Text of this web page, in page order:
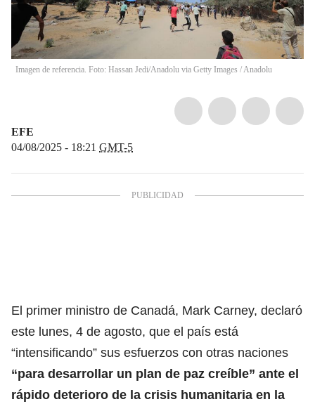
Imagen de referencia. Foto: Hassan Jedi/Anadolu via Getty Images /Anadolu
EFE
04/08/2025 - 18:21 GMT-5
El primer ministro de Canadá, Mark Carney, declaró
este lunes, 4 de agosto, que el país está
“intensificando” sus esfuerzos con otras naciones
“para desarrollar un plan de paz creíble” ante el
rápido deterioro de la crisis humanitaria en la